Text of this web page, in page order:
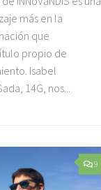
más en la
que
propio de
Isabel
14G, nos...
9